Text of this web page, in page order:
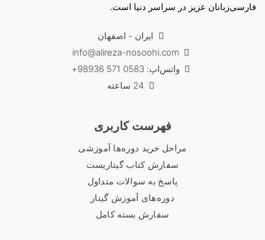
فارسی‌زبانان عزیز در سراسر دنیا است.
ایران - اصفهان
info@alireza-nosoohi.com
واتس‌اپ: 0583 571 98936+
24 ساعته
فهرست کاربری
مراحل خرید دوره‌ها آموزشی
سفارش کتاب گیتاریست
پاسخ به سوالات متداول
دوره‌های آموزش گیتار
سفارش بسته کامل